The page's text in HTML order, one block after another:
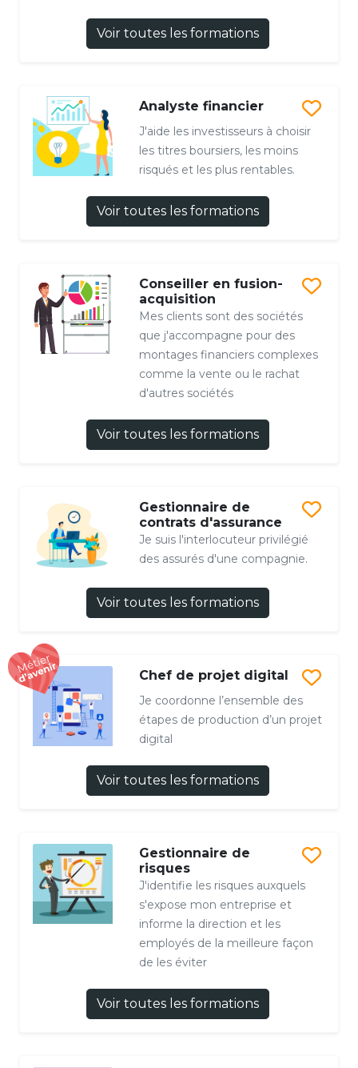
Voir toutes les formations
Analyste financier
J'aide les investisseurs à choisir
les titres boursiers, les moins
risqués et les plus rentables.
Voir toutes les formations
Conseiller en fusion-
acquisition
Mes clients sont des sociétés
que j'accompagne pour des
montages financiers complexes
comme la vente ou le rachat
d'autres sociétés
Voir toutes les formations
Gestionnaire de
contrats d'assurance
Je suis l'interlocuteur privilégié
des assurés d'une compagnie.
Voir toutes les formations
Chef de projet digital
Je coordonne l’ensemble des
étapes de production d’un projet
digital
Voir toutes les formations
Gestionnaire de
risques
J'identifie les risques auxquels
s'expose mon entreprise et
informe la direction et les
employés de la meilleure façon
de les éviter
Voir toutes les formations